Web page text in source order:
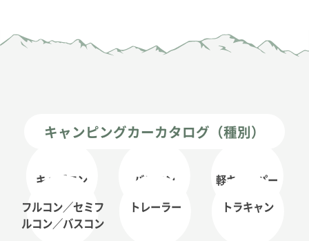
キャンピングカーカタログ（種別）
キャブコン バンコン
軽キャンパー
フルコン／セミフ
ルコン／バスコン
トレーラー トラキャン